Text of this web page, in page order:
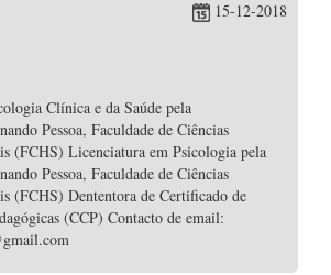
15-12-2018
Clínica e da Saúde pela
Pessoa, Faculdade de Ciências
(FCHS) Licenciatura em Psicologia pela
Pessoa, Faculdade de Ciências
(FCHS) Dententora de Certificado de
(CCP) Contacto de email: